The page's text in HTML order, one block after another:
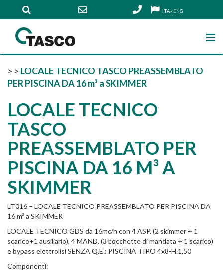
ITA/ENG
> > LOCALE TECNICO TASCO PREASSEMBLATO
PER PISCINA DA 16 m³ a SKIMMER
LOCALE TECNICO
TASCO
PREASSEMBLATO PER
PISCINA DA 16 M³ A
SKIMMER
LT016 – LOCALE TECNICO PREASSEMBLATO PER PISCINA DA
16 m³ a SKIMMER
LOCALE TECNICO GDS da 16mc/h con 4 ASP. (2 skimmer + 1
scarico+1 ausiliario), 4 MAND. (3 bocchette di mandata + 1 scarico)
e bypass elettrolisi SENZA Q.E.: PISCINA TIPO 4x8-H.1,50
Componenti: